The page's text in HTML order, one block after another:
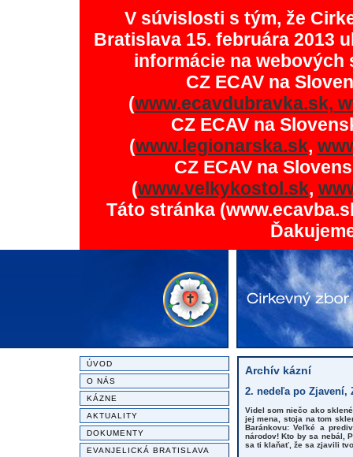
V súvislosti s tým, že
Bratislava 15. februára 2013
informácie na
CZ ECAV na
(www.ecavdubravka.sk,
CZ ECAV na
(www.legionarska.sk,
CZ ECAV na
(www.velkykostol.sk,
Táto stránka
ÚVOD
O NÁS
KÁZNE
AKTUALITY
DOKUMENTY
EVANJELICKÁ BRATISLAVA
Archív kázní
2. nedeľa po Zjavení,
Videl som niečo ako
jej mena, stoja na tom
Baránkovu: Veľké a
národov! Kto by sa nebál,
sa ti klaňať, že sa zjavili